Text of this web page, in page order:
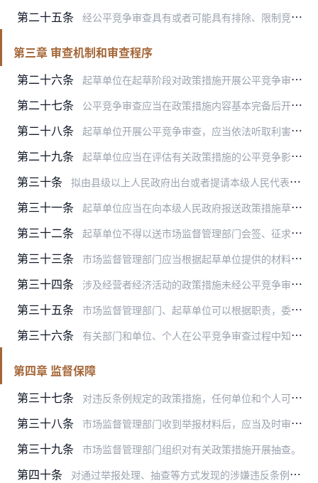
第二十五条 经公平竞争审查具有或者可能具有排除、限制竞争效果的政策措施，符合下列情形之一，且没有对公平竞争影响更小的替代方案，并能够确定合理的实施期限或者终止条件的，可以出…
第三章 审查机制和审查程序
第二十六条
起草单位在起草阶段对政策措施开展公平竞争审查，应当严格遵守公平竞争审查程序，准确适用公平竞争审查标准，科学评估公平竞争影响，依法客观作出公平竞争审查结论。
第二十七条 公平竞争审查应当在政策措施内容基本完备后开展。审查后政策措施内容发生重大变化的，应当重新开展公平竞争审查。
第二十八条 起草单位开展公平竞争审查，应当依法听取利害关系人关于公平竞争影响的意见。涉及社会公众利益的，应当通过政府部门网站、政务新媒体等便于社会公众知晓的方式听取社会公众…
第二十九条 起草单位应当在评估有关政策措施的公平竞争影响后，书面作出是否符合公平竞争审查标准的明确审查结论。
第三十条 拟由县级以上人民政府出台或者提请本级人民代表大会及其常务委员会审议的政策措施，由本级人民政府市场监督管理部门会同起草单位在起草阶段开展公平竞争审查。
第三十一条 起草单位应当在向本级人民政府报送政策措施草案前，提请同级市场监督管理部门开展公平竞争审查，并提供下列材料：
第三十二条 起草单位不得以送市场监督管理部门会签、征求意见等代替公平竞争审查。
第三十三条 市场监督管理部门应当根据起草单位提供的材料对政策措施开展公平竞争审查，书面作出审查结论。
第三十四条 涉及经营者经济活动的政策措施未经公平竞争审查，或者经审查认为违反条例规定的，不得出台。
第三十五条 市场监督管理部门、起草单位可以根据职责，委托第三方机构，对政策措施可能产生的竞争影响、实施后的竞争效果和本地区公平竞争审查制度实施情况等开展评估，为决策提供参考…
第三十六条 有关部门和单位、个人在公平竞争审查过程中知悉的国家秘密、商业秘密和个人隐私，应当依法予以保密。
第四章 监督保障
第三十七条
对违反条例规定的政策措施，任何单位和个人可以向市场监督管理部门举报。举报人应当对举报内容的真实性负责。起草单位及其工作人员应当依法保障举报人的合法权益。
第三十八条 市场监督管理部门收到举报材料后，应当及时审核举报材料是否属于反映涉嫌违反公平竞争审查制度的情形，以及举报材料是否完整、明确。
第三十九条 市场监督管理部门组织对有关政策措施开展抽查。
第四十条 对通过举报处理、抽查等方式发现的涉嫌违反条例规定的政策措施，市场监督管理部门应当组织开展核查。核查认定有关政策措施违反条例规定的，市场监督管理部门应当督促有关起…